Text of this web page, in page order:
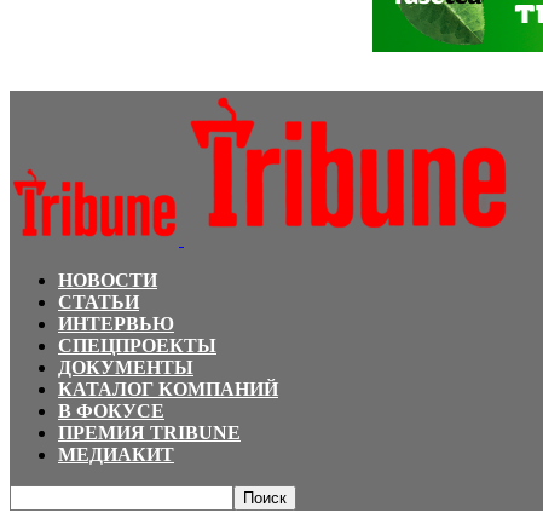
НОВОСТИ
СТАТЬИ
ИНТЕРВЬЮ
СПЕЦПРОЕКТЫ
ДОКУМЕНТЫ
КАТАЛОГ КОМПАНИЙ
В ФОКУСЕ
ПРЕМИЯ TRIBUNE
МЕДИАКИТ